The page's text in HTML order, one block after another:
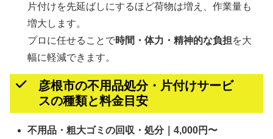
片付けを先延ばしにするほど荷物は増え、作業量も
増大します。
プロに任せることで時間・体力・精神的な負担を大
幅に軽減できます。
彦根市の不用品処分・片付けサービ
スの種類と料金目安
不用品・粗大ゴミの回収・処分｜4,000円〜